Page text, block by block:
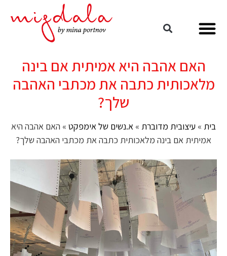
האם אהבה היא אמיתית אם בינה
מלאכותית כתבה את מכתבי האהבה
שלך?
בית » עיצובית מדוברת » א.נשים של אימפקט » האם אהבה היא
אמיתית אם בינה מלאכותית כתבה את מכתבי האהבה שלך?